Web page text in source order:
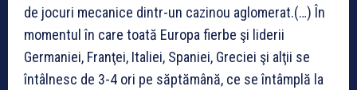
de jocuri mecanice dintr-un cazinou aglomerat.(…) În
momentul în care toată Europa fierbe şi liderii
Germaniei, Franţei, Italiei, Spaniei, Greciei şi alţii se
întâlnesc de 3-4 ori pe săptămână, ce se întâmplă la